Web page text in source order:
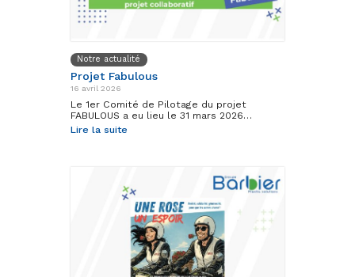
Notre actualité
Projet Fabulous
16 avril 2026
Le 1er Comité de Pilotage du projet
FABULOUS a eu lieu le 31 mars 2026…
Lire la suite